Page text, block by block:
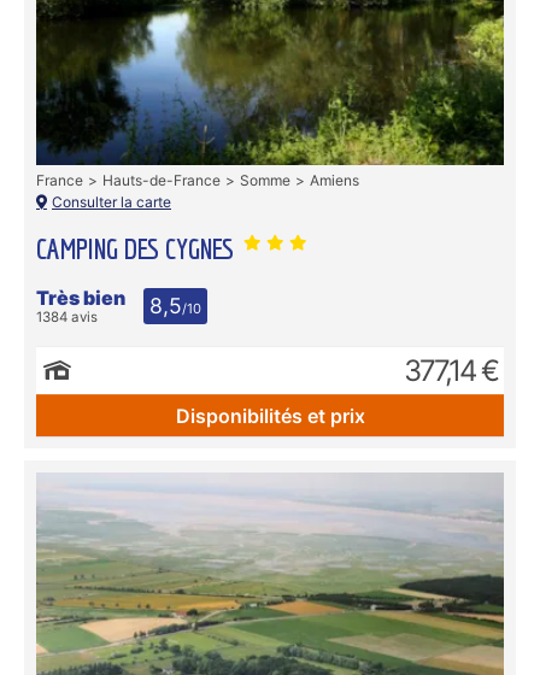
CAMPING DES CYGNES
France Hauts-de-France Somme
Amiens
Consulter la carte
Très bien
1384 avis 8,5/10
377,14 €
Disponibilités et prix